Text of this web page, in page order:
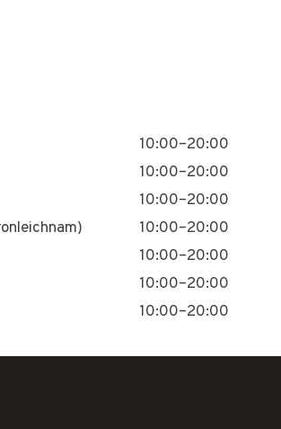
10:00–20:00
10:00–20:00
10:00–20:00
10:00–20:00
10:00–20:00
10:00–20:00
10:00–20:00